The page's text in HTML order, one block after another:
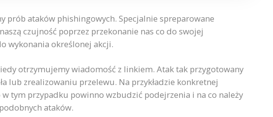
prób ataków phishingowych. Specjalnie spreparowane
czujność poprzez przekonanie nas co do swojej
wykonania określonej akcji.
otrzymujemy wiadomość z linkiem. Atak tak przygotowany
lub zrealizowaniu przelewu. Na przykładzie konkretnej
tym przypadku powinno wzbudzić podejrzenia i na co należy
ataków.